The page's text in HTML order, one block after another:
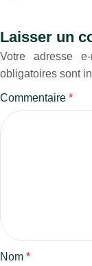
Laisser un
Votre adresse
obligatoires sont
Commentaire *
Nom *